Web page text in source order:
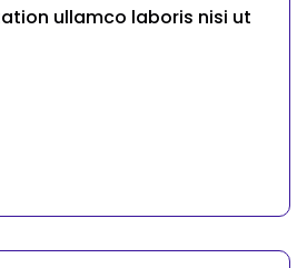
ullamco laboris nisi ut